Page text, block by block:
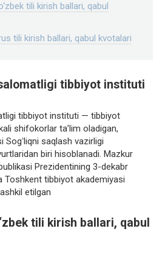
tili kirish ballari, qabul
tili kirish ballari, qabul kvotalari
tibbiyot instituti
tibbiyot instituti — tibbiyot
shifokorlar taʼlim oladigan,
Sogʻliqni saqlash vazirligi
biri hisoblanadi. Mazkur
Prezidentining 3-dekabr
Toshkent tibbiyot akademiyasi
etilgan
tili kirish ballari, qabul